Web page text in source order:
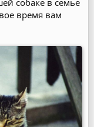
собаке в семье
время вам